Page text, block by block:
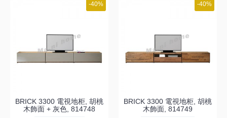
-40%
BRICK 3300 電視地柜, 胡桃
木飾面 + 灰色, 814748
-40%
BRICK 3300 電視地柜, 胡桃
木飾面, 814749